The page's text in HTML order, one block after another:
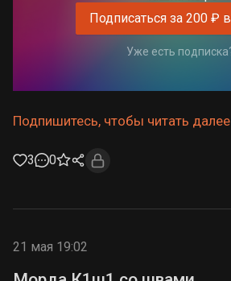
Подписаться за 200 ₽
Уже есть
Подпишитесь, чтобы читать далее
3 0
21 мая 19:02